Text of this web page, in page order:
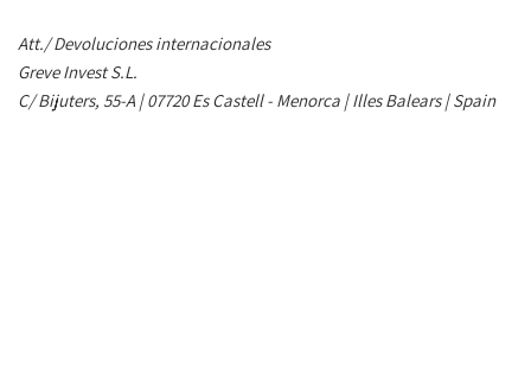
Att./ Devoluciones internacionales
Greve Invest S.L.
C/ Bijuters, 55-A | 07720 Es Castell - Menorca | Illes Balears | Spain